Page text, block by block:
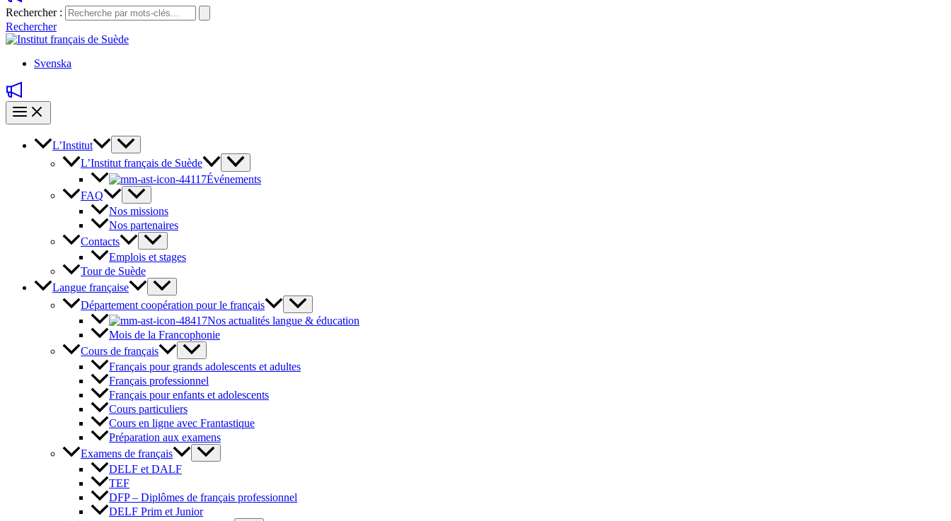
Rechercher :
Rechercher
Svenska
L’Institut
L’Institut français de Suède
Événements
FAQ
Nos missions
Nos partenaires
Contacts
Emplois et stages
Tour de Suède
Langue française
Département coopération pour le français
Nos actualités langue & éducation
Mois de la Francophonie
Cours de français
Français pour grands adolescents et adultes
Français professionnel
Français pour enfants et adolescents
Cours particuliers
Cours en ligne avec Frantastique
Préparation aux examens
Examens de français
DELF et DALF
TEF
DFP – Diplômes de français professionnel
DELF Prim et Junior